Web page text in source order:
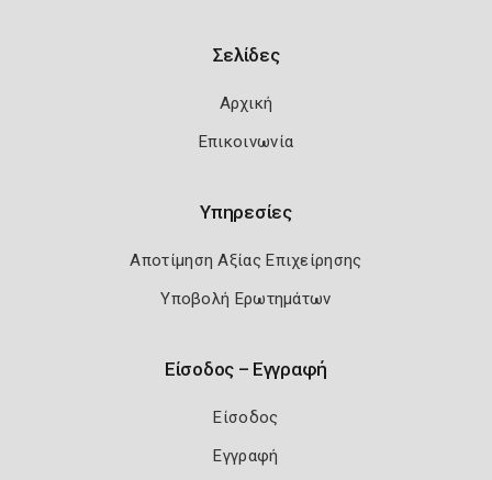
Σελίδες
Αρχική
Επικοινωνία
Υπηρεσίες
Αποτίμηση Αξίας Επιχείρησης
Υποβολή Ερωτημάτων
Είσοδος – Εγγραφή
Είσοδος
Εγγραφή